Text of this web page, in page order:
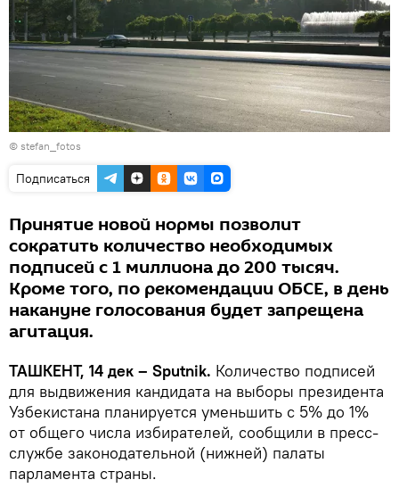
© stefan_fotos
Подписаться
Принятие новой нормы позволит
сократить количество необходимых
подписей с 1 миллиона до 200 тысяч.
Кроме того, по рекомендации ОБСЕ, в день
накануне голосования будет запрещена
агитация.
ТАШКЕНТ, 14 дек – Sputnik. Количество подписей
для выдвижения кандидата на выборы президента
Узбекистана планируется уменьшить с 5% до 1%
от общего числа избирателей, сообщили в пресс-
службе законодательной (нижней) палаты
парламента страны.